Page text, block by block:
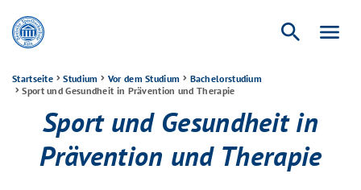
search menu
Startseite Studium Vor dem Studium
Bachelorstudium
Sport und Gesundheit in Prävention und Therapie
Sport und Gesundheit in
Prävention und Therapie